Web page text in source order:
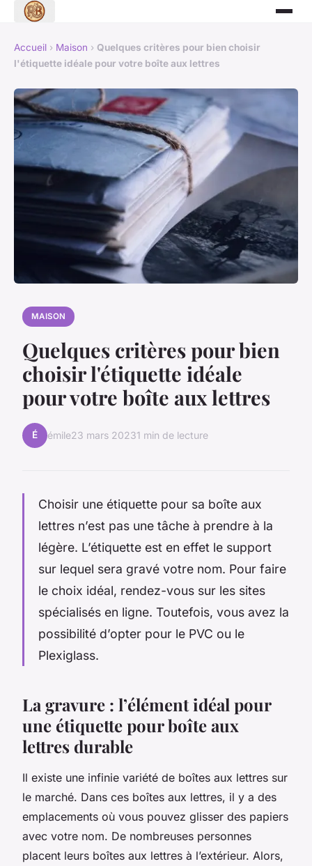
Accueil › Maison › Quelques critères pour bien choisir
l'étiquette idéale pour votre boîte aux lettres
MAISON
Quelques critères pour bien
choisir l'étiquette idéale
pour votre boîte aux lettres
É émile23 mars 20231 min de lecture
Choisir une étiquette pour sa boîte aux
lettres n’est pas une tâche à prendre à la
légère. L’étiquette est en effet le support
sur lequel sera gravé votre nom. Pour faire
le choix idéal, rendez-vous sur les sites
spécialisés en ligne. Toutefois, vous avez la
possibilité d’opter pour le PVC ou le
Plexiglass.
La gravure : l’élément idéal pour
une étiquette pour boîte aux
lettres durable
Il existe une infinie variété de boîtes aux lettres sur
le marché. Dans ces boîtes aux lettres, il y a des
emplacements où vous pouvez glisser des papiers
avec votre nom. De nombreuses personnes
placent leurs boîtes aux lettres à l’extérieur. Alors,